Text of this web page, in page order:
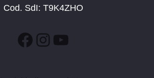
Cod. SdI: T9K4ZHO
Facebook
Instagram
YouTube